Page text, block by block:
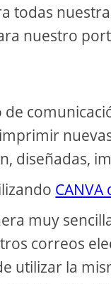
todas
nuestro
de
diseñadas,
muy
correos
utilizar la